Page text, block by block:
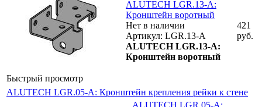
Быстрый просмотр
ALUTECH LGR.13-A:
Кронштейн воротный
Нет в наличии
Артикул: LGR.13-A
ALUTECH LGR.13-A:
Кронштейн воротный
421
руб.
ALUTECH LGR.05-A: Кронштейн крепления рейки к стене
ALUTECH LGR.05-A: